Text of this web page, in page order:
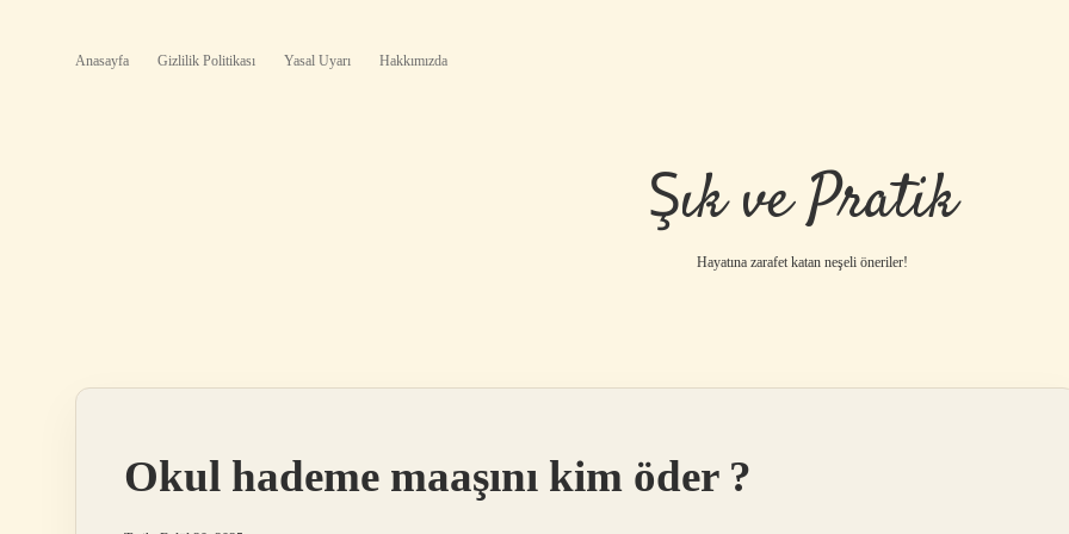
Anasayfa Gizlilik Politikası Yasal Uyarı Hakkımızda
Şık ve Pratik
Hayatına zarafet katan neşeli öneriler!
Okul hademe maaşını kim öder ?